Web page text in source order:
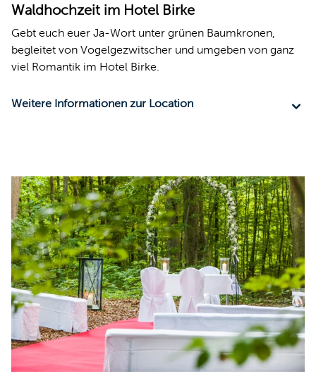
Waldhochzeit im Hotel Birke
Gebt euch euer Ja-Wort unter grünen Baumkronen,
begleitet von Vogelgezwitscher und umgeben von ganz
viel Romantik im Hotel Birke.
Weitere Informationen zur Location